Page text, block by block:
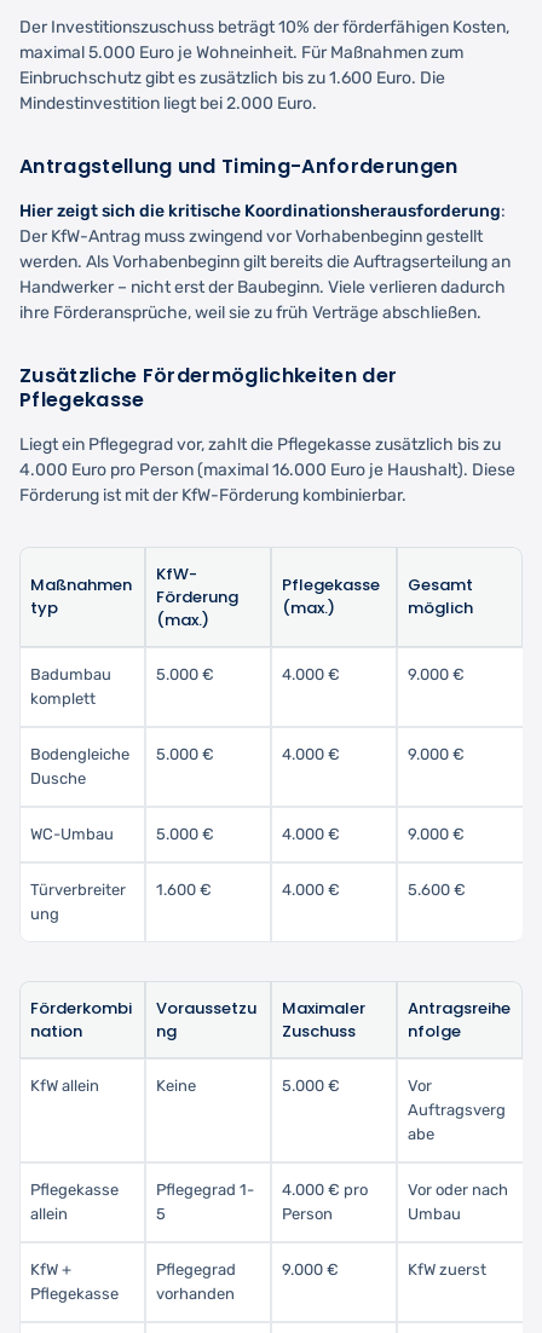
Der Investitionszuschuss beträgt 10% der förderfähigen Kosten,
maximal 5.000 Euro je Wohneinheit. Für Maßnahmen zum
Einbruchschutz gibt es zusätzlich bis zu 1.600 Euro. Die
Mindestinvestition liegt bei 2.000 Euro.
Antragstellung und Timing-Anforderungen
Hier zeigt sich die kritische Koordinationsherausforderung:
Der KfW-Antrag muss zwingend vor Vorhabenbeginn gestellt
werden. Als Vorhabenbeginn gilt bereits die Auftragserteilung an
Handwerker – nicht erst der Baubeginn. Viele verlieren dadurch
ihre Förderansprüche, weil sie zu früh Verträge abschließen.
Zusätzliche Fördermöglichkeiten der
Pflegekasse
Liegt ein Pflegegrad vor, zahlt die Pflegekasse zusätzlich bis zu
4.000 Euro pro Person (maximal 16.000 Euro je Haushalt). Diese
Förderung ist mit der KfW-Förderung kombinierbar.
Maßnahmen
typ
KfW-
Förderung
(max.)
Pflegekasse
(max.)
Gesamt
möglich
Badumbau
komplett
5.000 € 4.000 € 9.000 €
Bodengleiche
Dusche
5.000 € 4.000 € 9.000 €
WC-Umbau 5.000 € 4.000 € 9.000 €
Türverbreiter
ung
1.600 € 4.000 € 5.600 €
Förderkombi
nation
Voraussetzu
ng
Maximaler
Zuschuss
Antragsreihe
nfolge
KfW allein Keine 5.000 €
Vor
Auftragsverg
abe
Pflegekasse
allein
Pflegegrad 1-
5
4.000 € pro
Person
Vor oder nach
Umbau
KfW +
Pflegekasse
Pflegegrad
vorhanden
9.000 € KfW zuerst